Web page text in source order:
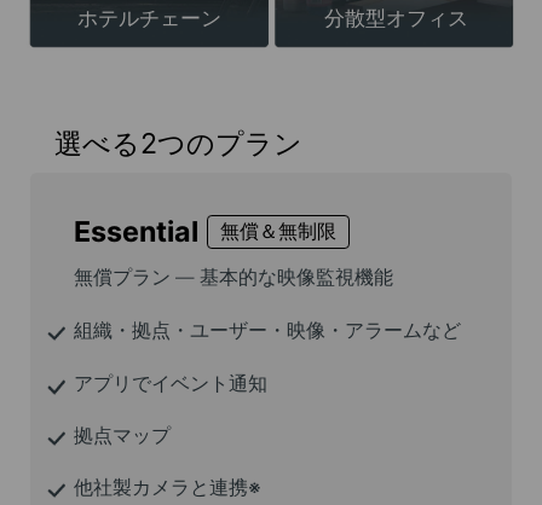
ホテルチェーン 分散型オフィス
選べる2つのプラン
Essential
無償＆無制限
無償プラン ― 基本的な映像監視機能
組織・拠点・ユーザー・映像・アラームなど
アプリでイベント通知
拠点マップ
他社製カメラと連携※